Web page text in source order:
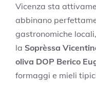
Vicenza sta
abbinano
gastronomiche
la Soprèssa
oliva DOP Berico
formaggi e mieli